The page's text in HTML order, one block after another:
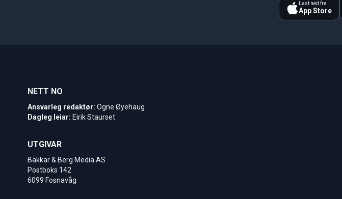
Last ned fra
App Store
NETT NO
Ansvarleg redaktør: Ogne Øyehaug
Dagleg leiar: Eirik Staurset
UTGIVAR
Bakkar & Berg Media AS
Postboks 142
6099 Fosnavåg